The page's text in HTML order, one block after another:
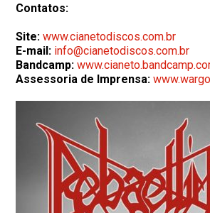
Contatos:
Site:www.cianetodiscos.com.br
E-mail: info@cianetodiscos.com.br
Bandcamp:
Assessoria de Imprensa: